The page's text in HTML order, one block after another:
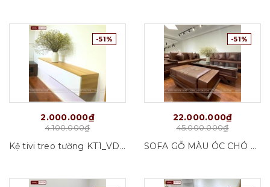
-51%
2.000.000₫
4.100.000₫
Kệ tivi treo tường KT1_VD01
-51%
22.000.000₫
45.000.000₫
SOFA GỖ MÀU ÓC CHÓ SF01_VD01